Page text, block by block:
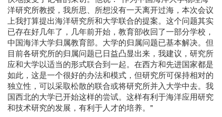
洋研究所教授，我所思、所想没有一天离开过海，本次会议
上我打算提出海洋研究所和大学联合的提案。这个问题其实
已存在好几年了，几年前开始，教育部收回了一部分学校，
中国海洋大学归属教育部。大学的归属问题已基本解决。但
目前各研究所的归属问题已日益凸显出来，我建议，研究所
应和大学以适当的形式联合到一起。在西方和先进国家都是
如此，这是一个很好的办法和模式，但研究所可保持相对的
独立性，可以采取松散的联合或将研究所并入大学中去。我
国西北的大学已开始这样的尝试。这样有利于海洋应用研究
和技术研究的发展，有利于人才的培养。"